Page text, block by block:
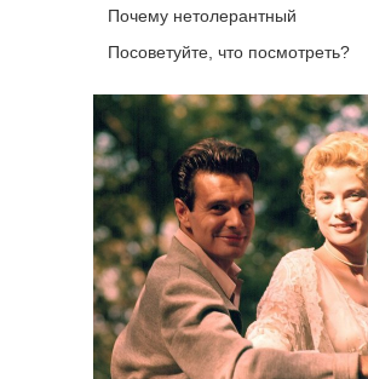
Почему нетолерантный
Посоветуйте, что посмотреть?